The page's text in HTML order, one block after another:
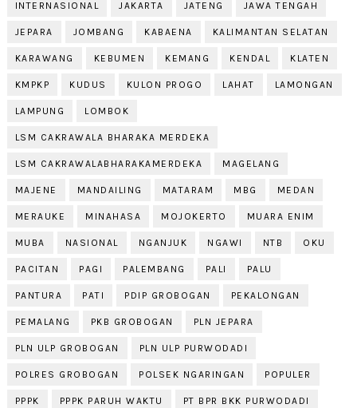
INTERNASIONAL JAKARTA JATENG JAWA TENGAH
JEPARA JOMBANG KABAENA KALIMANTAN SELATAN
KARAWANG KEBUMEN KEMANG KENDAL KLATEN
KMPKP KUDUS KULON PROGO LAHAT LAMONGAN
LAMPUNG LOMBOK
LSM CAKRAWALA BHARAKA MERDEKA
LSM CAKRAWALABHARAKAMERDEKA MAGELANG
MAJENE MANDAILING MATARAM MBG MEDAN
MERAUKE MINAHASA MOJOKERTO MUARA ENIM
MUBA NASIONAL NGANJUK NGAWI NTB OKU
PACITAN PAGI PALEMBANG PALI PALU
PANTURA PATI PDIP GROBOGAN PEKALONGAN
PEMALANG PKB GROBOGAN PLN JEPARA
PLN ULP GROBOGAN PLN ULP PURWODADI
POLRES GROBOGAN POLSEK NGARINGAN POPULER
PPPK PPPK PARUH WAKTU PT BPR BKK PURWODADI